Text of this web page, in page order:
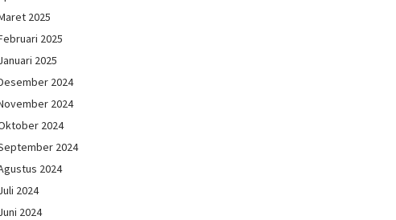
2025
2025
2025
2024
2024
2024
2024
2024
2024
2024